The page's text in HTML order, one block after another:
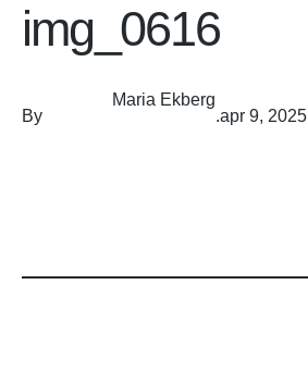
img_0616
By
Maria Ekberg
.apr 9, 2025